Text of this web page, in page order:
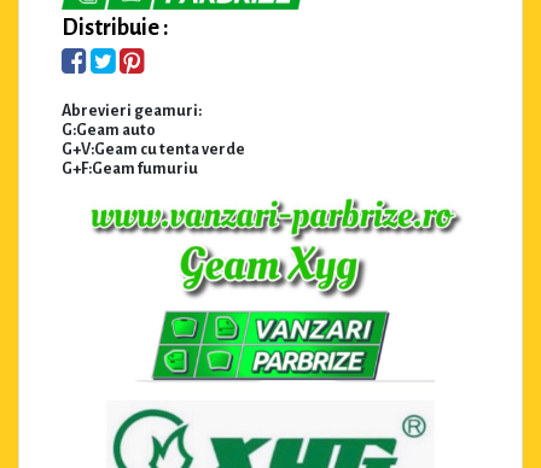
Distribuie :
Abrevieri geamuri:
G:Geam auto
G+V:Geam cu tenta verde
G+F:Geam fumuriu